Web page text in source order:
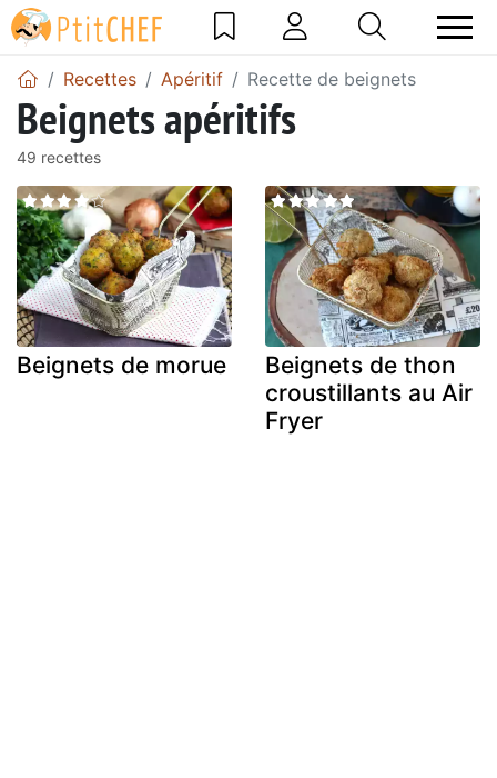
Recettes Apéritif Recette de beignets
Beignets apéritifs
49 recettes
Beignets de morue
Beignets de thon
croustillants au Air
Fryer